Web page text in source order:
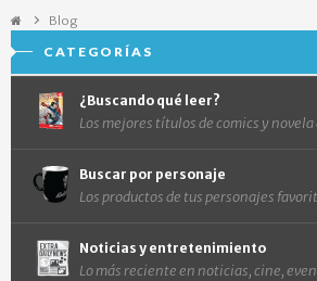
Blog
CATEGORÍAS
¿Buscando qué leer?
Los mejores títulos de comics y
Buscar por personaje
Los productos de tus personajes
Noticias y entretenimiento
Lo más reciente en noticias, cine,